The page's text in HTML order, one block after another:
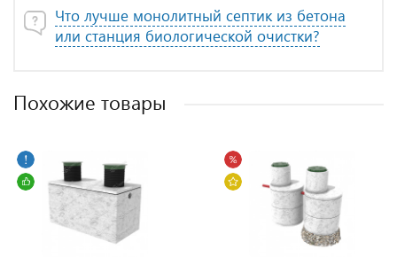
Что лучше монолитный септик из бетона
или станция биологической очистки?
Похожие товары